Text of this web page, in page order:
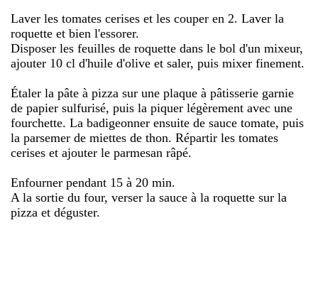
Laver les tomates cerises et les couper en 2. Laver la
roquette et bien l'essorer.
Disposer les feuilles de roquette dans le bol d'un mixeur,
ajouter 10 cl d'huile d'olive et saler, puis mixer finement.
Étaler la pâte à pizza sur une plaque à pâtisserie garnie
de papier sulfurisé, puis la piquer légèrement avec une
fourchette. La badigeonner ensuite de sauce tomate, puis
la parsemer de miettes de thon. Répartir les tomates
cerises et ajouter le parmesan râpé.
Enfourner pendant 15 à 20 min.
A la sortie du four, verser la sauce à la roquette sur la
pizza et déguster.